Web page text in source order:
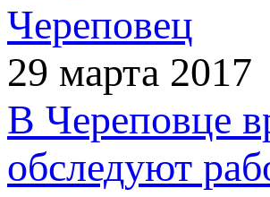
Череповец
29 марта 2017
В Череповце
обследуют